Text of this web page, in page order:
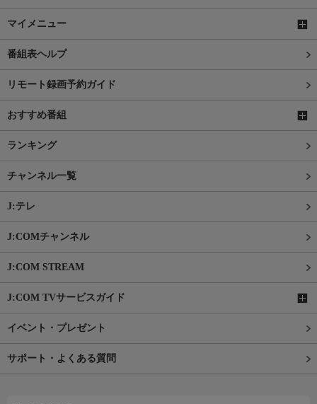
マイメニュー
番組表ヘルプ
リモート録画予約ガイド
おすすめ番組
ランキング
チャンネル一覧
J:テレ
J:COMチャンネル
J:COM STREAM
J:COM TVサービスガイド
イベント・プレゼント
サポート・よくある質問